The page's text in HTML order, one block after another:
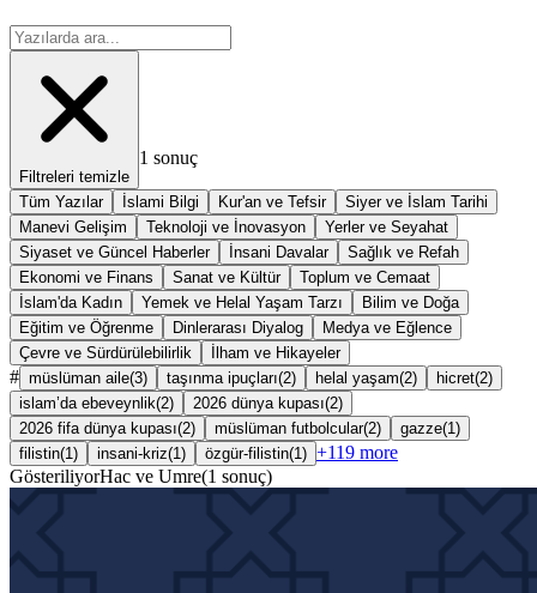
Filtreleri temizle
1 sonuç
Tüm Yazılar İslami Bilgi Kur'an ve Tefsir
Siyer ve İslam Tarihi
Manevi Gelişim
Teknoloji ve İnovasyon
Yerler ve Seyahat
Siyaset ve Güncel Haberler
İnsani Davalar
Sağlık ve Refah
Ekonomi ve Finans
Sanat ve Kültür
Toplum ve Cemaat
İslam'da Kadın
Yemek ve Helal Yaşam Tarzı
Bilim ve Doğa
Eğitim ve Öğrenme
Dinlerarası Diyalog
Medya ve Eğlence
Çevre ve Sürdürülebilirlik
İlham ve Hikayeler
# müslüman aile(3) taşınma ipuçları(2) helal yaşam(2) hicret(2)
islam’da ebeveynlik(2) 2026 dünya kupası(2)
2026 fifa dünya kupası(2) müslüman futbolcular(2) gazze(1 )
filistin(1 ) insani-kriz(1 ) özgür-filistin(1 ) +119 more
GösteriliyorHac ve Umre(1 sonuç)